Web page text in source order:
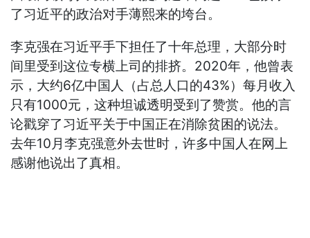
了习近平的政治对手薄熙来的垮台。
李克强在习近平手下担任了十年总理，大部分时
间里受到这位专横上司的排挤。2020年，他曾表
示，大约6亿中国人（占总人口的43%）每月收入
只有1000元，这种坦诚透明受到了赞赏。他的言
论戳穿了习近平关于中国正在消除贫困的说法。
去年10月李克强意外去世时，许多中国人在网上
感谢他说出了真相。